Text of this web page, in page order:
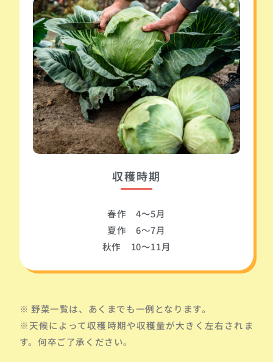
収穫時期
春作 4～5月
夏作 6～7月
秋作 10～11月
※ 野菜一覧は、あくまでも一例となります。
※天候によって収穫時期や収穫量が大きく左右されま
す。何卒ご了承ください。